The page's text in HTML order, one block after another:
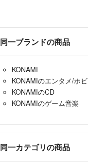
同一ブランドの商品
KONAMI
KONAMIのエンタメ/ホ
KONAMIのCD
KONAMIのゲーム音楽
同一カテゴリの商品